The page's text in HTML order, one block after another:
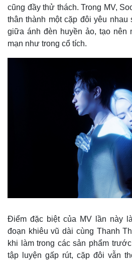
cũng đầy thử thách. Trong MV,
thân thành một cặp đôi yêu nhau
giữa ánh đèn huyền ảo, tạo nên
mạn như trong cổ tích.
Điểm đặc biệt của MV lần này
đoạn khiêu vũ dài cùng Thanh
khi làm trong các sản phẩm
tập luyện gấp rút, cặp đôi vẫn